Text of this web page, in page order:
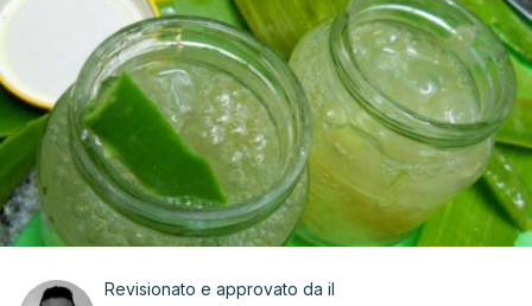
Revisionato e approvato da il